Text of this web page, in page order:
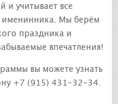
и учитывает все
именинника. Мы берём
праздника и
впечатления!
вы можете узнать
+7 (915) 431-32-34.